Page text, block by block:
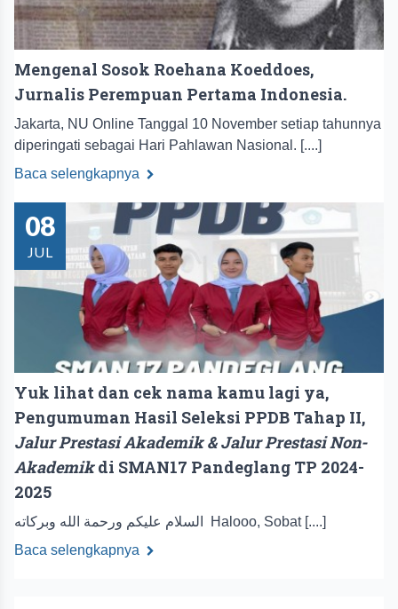
Mengenal Sosok Roehana Koeddoes,
Jurnalis Perempuan Pertama Indonesia.
Jakarta, NU Online Tanggal 10 November setiap tahunnya
diperingati sebagai Hari Pahlawan Nasional. [....]
Baca selengkapnya
08
JUL
Yuk lihat dan cek nama kamu lagi ya,
Pengumuman Hasil Seleksi PPDB Tahap II,
Jalur Prestasi Akademik & Jalur Prestasi Non-
Akademikdi SMAN17 Pandeglang TP 2024-
2025
السلام عليكم ورحمة الله وبركاته Halooo, Sobat [....]
Baca selengkapnya